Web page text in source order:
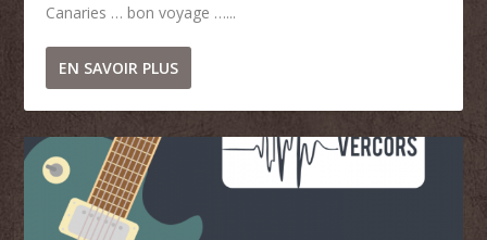
Canaries … bon voyage …...
EN SAVOIR PLUS